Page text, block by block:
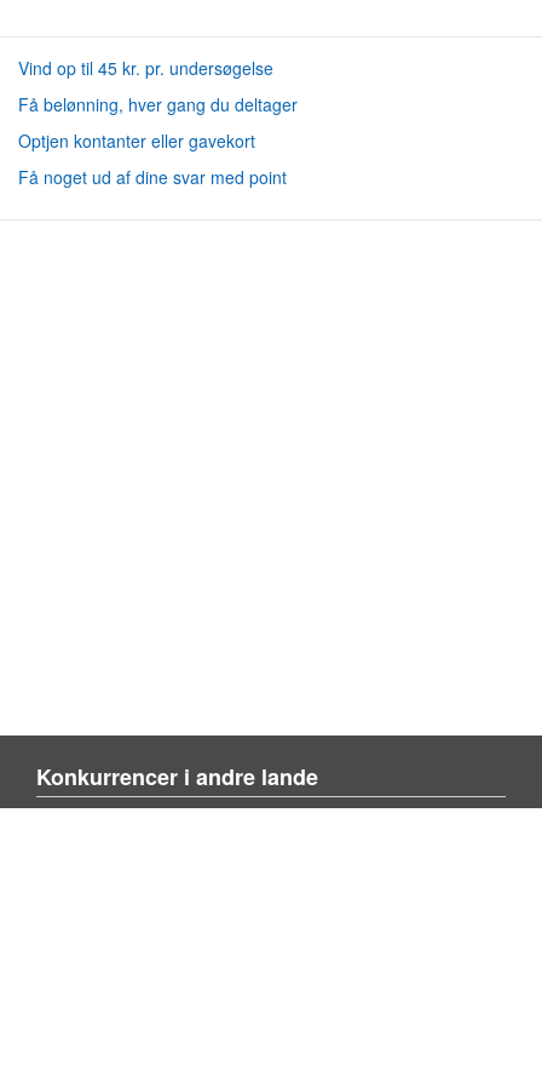
Vind op til 45 kr. pr. undersøgelse
Få belønning, hver gang du deltager
Optjen kontanter eller gavekort
Få noget ud af dine svar med point
Konkurrencer i andre lande